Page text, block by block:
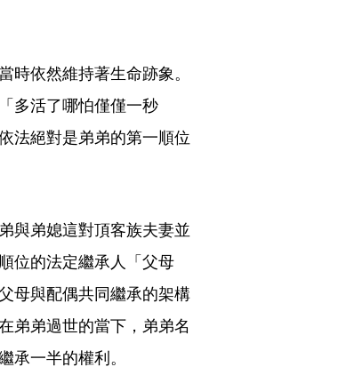
依然維持著生命跡象。
多活了哪怕僅僅一秒
法絕對是弟弟的第一順位
與弟媳這對頂客族夫妻並
位的法定繼承人「父母
母與配偶共同繼承的架構
弟弟過世的當下，弟弟名
一半的權利。